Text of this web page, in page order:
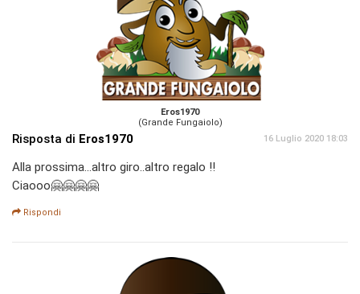
Eros1970
(Grande Fungaiolo)
Risposta di Eros1970 16 Luglio 2020 18:03
Alla prossima...altro giro..altro regalo !!
Ciaooo🤗🤗🤗🤗
Rispondi